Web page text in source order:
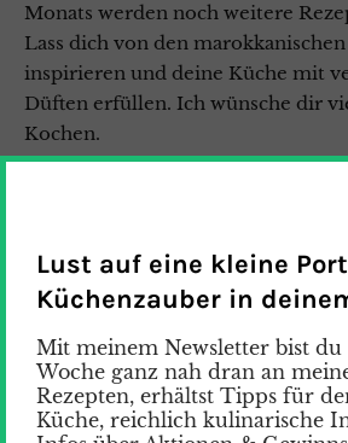
Monats werden noch weitere
Lass dich von den
inspirieren und deine Küche mit
Düften erfüllen. Ich wünsche dir
Kochen.
Couscous und Jogurt Sauce
Zimtkringel mit
Marokkanisches
Brittas Kochbuch mit
Bunte
Falafel
Küchenmomente mitZitronen-
GoOnTravel mitMarokkanische
Harira (vegan)
Lust auf eine kleine
Küchenzauber in
Mit meinem Newsletter bist du
Woche ganz nah dran an
Rezepten, erhältst Tipps für
Küche, reichlich kulinarische